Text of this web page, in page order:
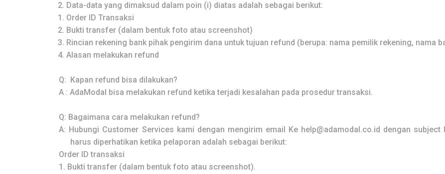
2. Data-data yang dimaksud dalam poin (i) diatas adalah sebagai berikut:
1. Order ID Transaksi
2. Bukti transfer (dalam bentuk foto atau screenshot)
3. Rincian rekening bank pihak pengirim dana untuk tujuan refund (berupa: nama pemilik rekening, nama
4. Alasan melakukan refund
Q:
Kapan refund bisa dilakukan?
A :AdaModal bisa melakukan refund ketika terjadi kesalahan pada prosedur transaksi.
Q: Bagaimana cara melakukan refund?
A: Hubungi Customer Services kami dengan mengirim email Ke help@adamodal.co.id dengan subject
harus diperhatikan ketika pelaporan adalah sebagai berikut:
Order ID transaksi
1. Bukti transfer (dalam bentuk foto atau screenshot).